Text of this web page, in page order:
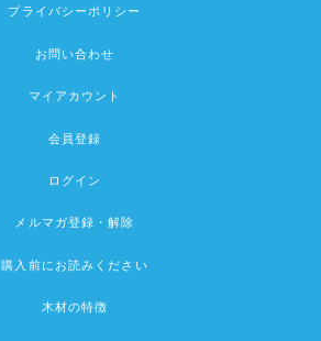
プライバシーポリシー
お問い合わせ
マイアカウント
会員登録
ログイン
メルマガ登録・解除
購入前にお読みください
木材の特徴